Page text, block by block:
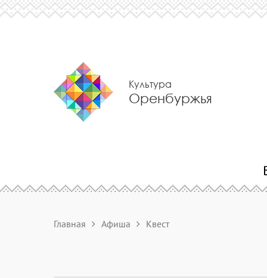
Культура
Оренбуржья
Главная Афиша Квест